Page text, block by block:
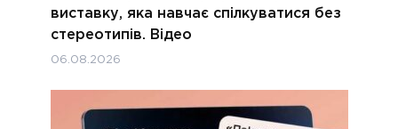
виставку, яка навчає спілкуватися без
стереотипів. Відео
06.08.2026